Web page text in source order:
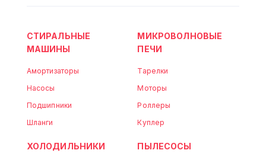
СТИРАЛЬНЫЕ
МАШИНЫ
Амортизаторы
Насосы
Подшипники
Шланги
МИКРОВОЛНОВЫЕ
ПЕЧИ
Тарелки
Моторы
Роллеры
Куплер
ХОЛОДИЛЬНИКИ ПЫЛЕСОСЫ